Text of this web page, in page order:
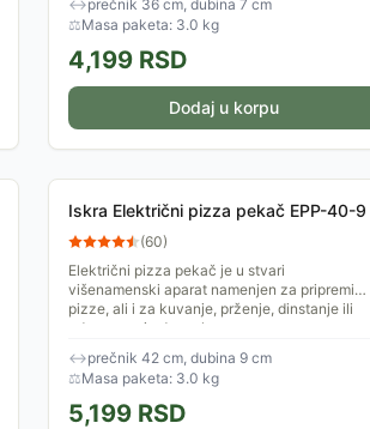
↔prečnik 36 cm, dubina 7 cm
⚖Masa paketa: 3.0 kg
4,199 RSD
Dodaj u korpu
Iskra Električni pizza pekač EPP-40-9
(60)
Električni pizza pekač je u stvari
višenamenski aparat namenjen za pripremi
pizze, ali i za kuvanje, prženje, dinstanje ili
odmrzavanje druge hrane.
↔prečnik 42 cm, dubina 9 cm
⚖Masa paketa: 3.0 kg
5,199 RSD